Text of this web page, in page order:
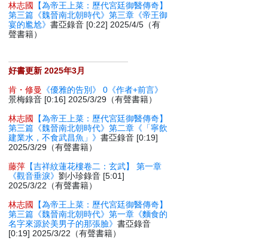
林志國
【為帝王上菜：歷代宮廷御醫傳奇】
第三篇《魏晉南北朝時代》第三章《帝王御
宴的尷尬》書亞錄音 [0:22] 2025/4/5（有
聲書籍）
好書更新 2025年3月
肯・修曼
《優雅的告別》 0《作者+前言》
景梅錄音 [0:16] 2025/3/29（有聲書籍）
林志國
【為帝王上菜：歷代宮廷御醫傳奇】
第三篇《魏晉南北朝時代》第二章《「寧飲
建業水，不食武昌魚」》書亞錄音 [0:19]
2025/3/29（有聲書籍）
藤萍 【吉祥紋蓮花樓卷二：玄武】 第一章
《觀音垂淚》劉小珍錄音 [5:01]
2025/3/22（有聲書籍）
林志國
【為帝王上菜：歷代宮廷御醫傳奇】
第三篇《魏晉南北朝時代》第一章《麵食的
名字來源於美男子的那張臉》書亞錄音
[0:19] 2025/3/22（有聲書籍）